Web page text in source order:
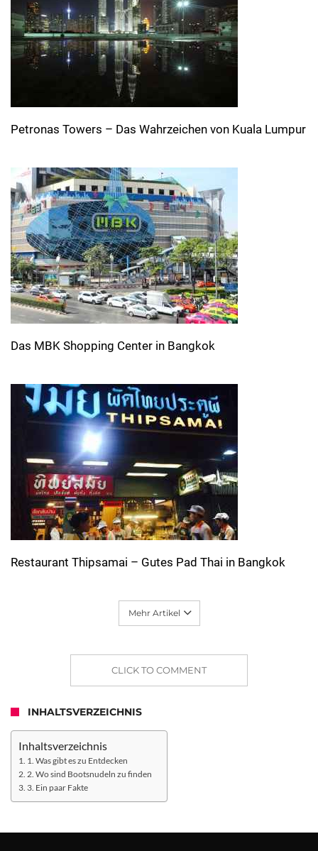
Petronas Towers – Das Wahrzeichen von Kuala Lumpur
Das MBK Shopping Center in Bangkok
Restaurant Thipsamai – Gutes Pad Thai in Bangkok
Mehr Artikel
CLICK TO COMMENT
INHALTSVERZEICHNIS
Inhaltsverzeichnis
1. Was gibt es zu Entdecken
2. Wo sind Bootsnudeln zu finden
3. Ein paar Fakte